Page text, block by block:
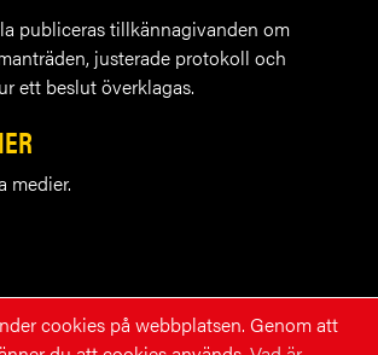
publiceras tillkännagivanden om
justerade protokoll och
ett beslut överklagas.
medier.
cookies på webbplatsen. Genom att